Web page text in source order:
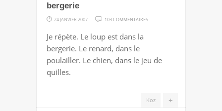
bergerie
24 JANVIER 2007 103 COMMENTAIRES
LOUP
LA
Je répète. Le loup est dans la
bergerie. Le renard, dans le
poulailler. Le chien, dans le jeu de
quilles.
+
Koz